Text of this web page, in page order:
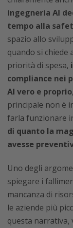
ingegneria AI
tempo alla
spazio allo
quando si chiede
priorità di spesa,
compliance nei
AI vero e
principale non è
farla funzionare
di quanto la
avesse
Uno degli
spiegare i
mancanza di
le aziende più
questa narrativa,